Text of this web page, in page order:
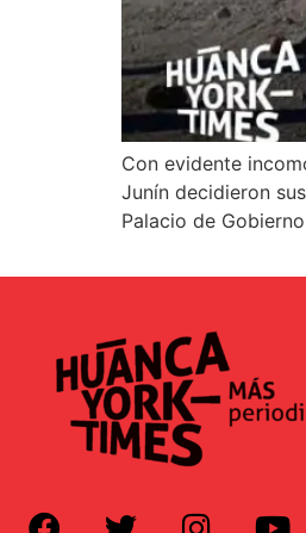
Con evidente
Junín decidieron
Palacio de